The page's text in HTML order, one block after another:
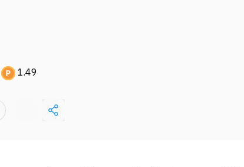
1.49